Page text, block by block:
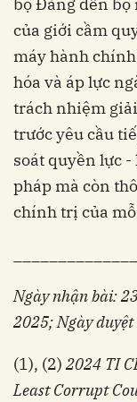
của giới cầm
máy hành
hóa và áp lực
trách nhiệm
trước yêu cầu
soát quyền lực
pháp mà còn
chính trị của
Ngày nhận bài:
2025; Ngày
(1), (2)2024 TI
Least Corrupt